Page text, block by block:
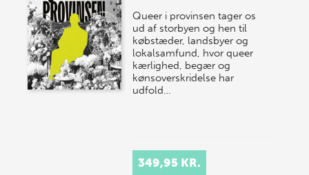
Queer i provinsen tager os
ud af storbyen og hen til
købstæder, landsbyer og
lokalsamfund, hvor queer
kærlighed, begær og
kønsoverskridelse har
udfold…
349,95 KR.